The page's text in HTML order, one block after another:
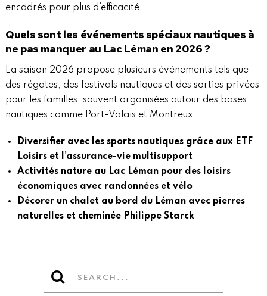
encadrés pour plus d’efficacité.
Quels sont les événements spéciaux nautiques à
ne pas manquer au Lac Léman en 2026 ?
La saison 2026 propose plusieurs événements tels que
des régates, des festivals nautiques et des sorties privées
pour les familles, souvent organisées autour des bases
nautiques comme Port-Valais et Montreux.
Diversifier avec les sports nautiques grâce aux ETF
Loisirs et l’assurance-vie multisupport
Activités nature au Lac Léman pour des loisirs
économiques avec randonnées et vélo
Décorer un chalet au bord du Léman avec pierres
naturelles et cheminée Philippe Starck